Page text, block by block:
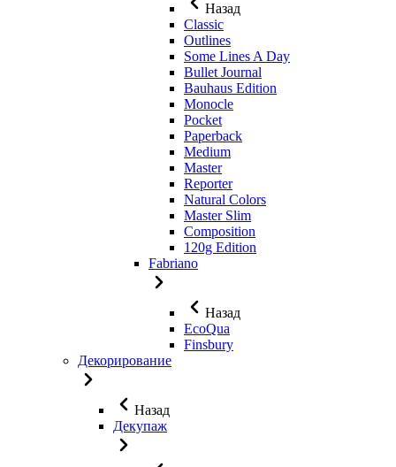
Назад
Classic
Outlines
Some Lines A Day
Bullet Journal
Bauhaus Edition
Monocle
Pocket
Paperback
Medium
Master
Reporter
Natural Colors
Master Slim
Composition
120g Edition
Fabriano
Назад
EcoQua
Finsbury
Декорирование
Назад
Декупаж